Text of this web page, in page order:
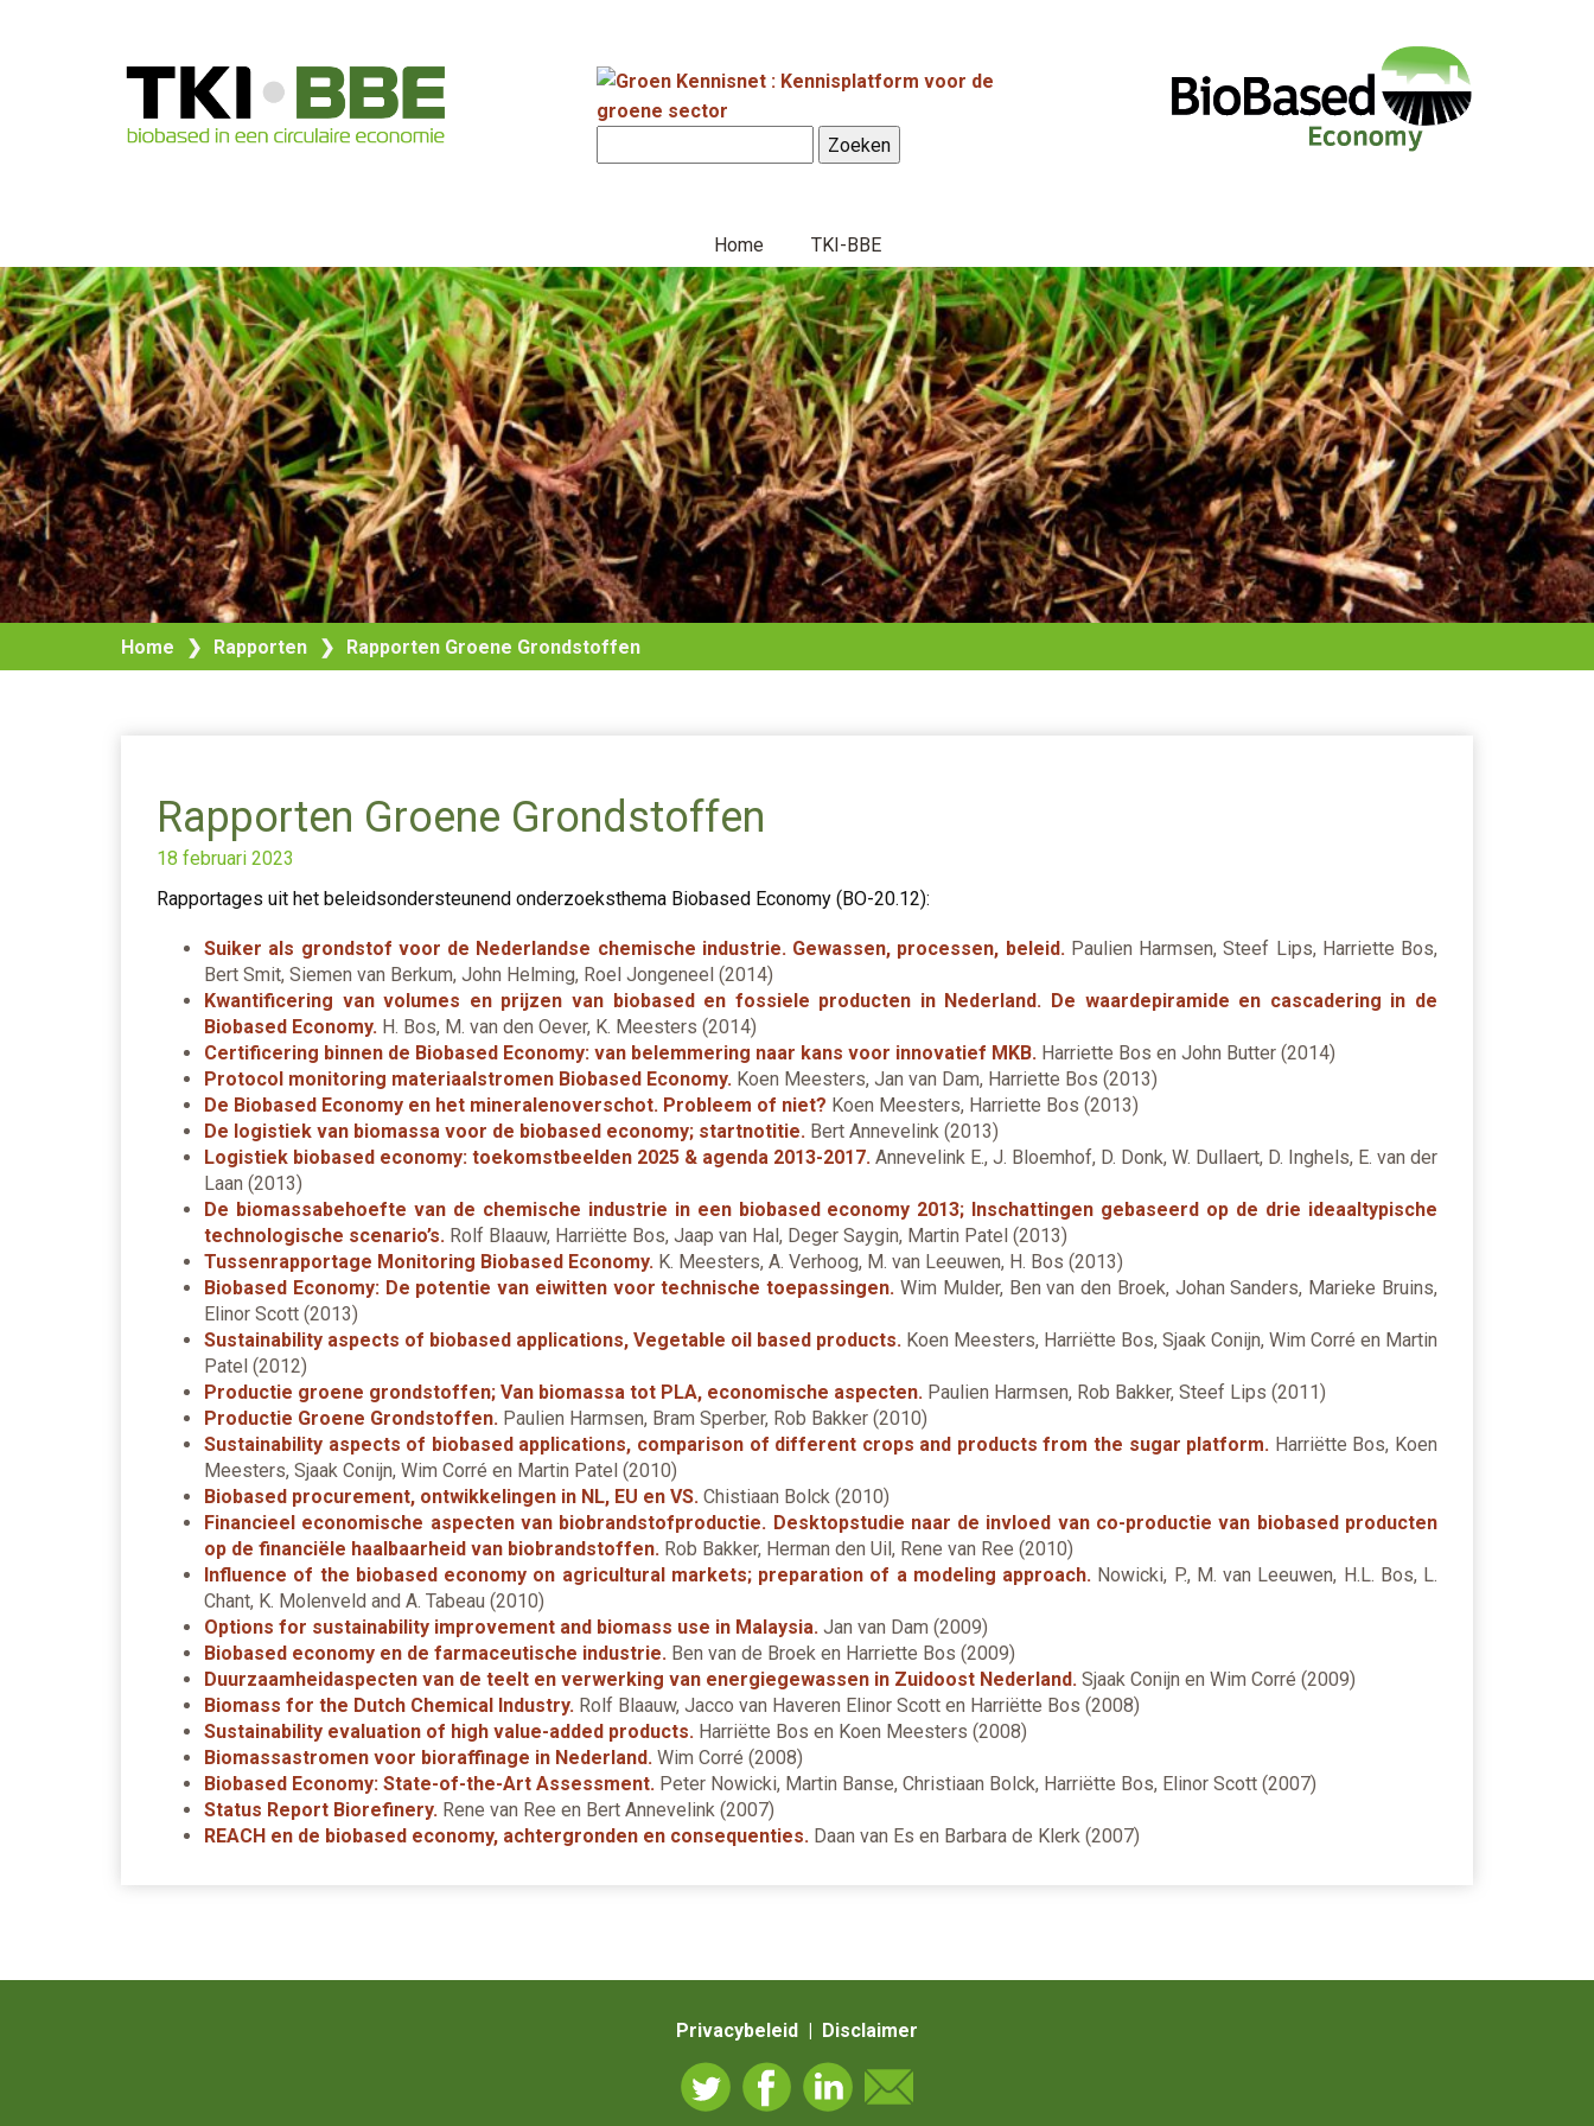
Home TKI-BBE
Home ❯ Rapporten ❯ Rapporten Groene Grondstoffen
Rapporten Groene Grondstoffen
18 februari 2023
Rapportages uit het beleidsondersteunend onderzoeksthema Biobased Economy (BO-20.12):
Suiker als grondstof voor de Nederlandse chemische industrie. Gewassen, processen, beleid.Paulien Harmsen, Steef Lips, Harriette Bos,
Bert Smit, Siemen van Berkum, John Helming, Roel Jongeneel (2014)
Kwantificering van volumes en prijzen van biobased en fossiele producten in Nederland. De waardepiramide en cascadering in de
Biobased Economy. H. Bos, M. van den Oever, K. Meesters (2014)
Certificering binnen de Biobased Economy: van belemmering naar kans voor innovatief MKB. Harriette Bos en John Butter (2014)
Protocol monitoring materiaalstromen Biobased Economy. Koen Meesters, Jan van Dam, Harriette Bos (2013)
De Biobased Economy en het mineralenoverschot. Probleem of niet? Koen Meesters, Harriette Bos (2013)
De logistiek van biomassa voor de biobased economy; startnotitie. Bert Annevelink (2013)
Logistiek biobased economy: toekomstbeelden 2025 & agenda 2013-2017. Annevelink E., J. Bloemhof, D. Donk, W. Dullaert, D. Inghels, E. van der
Laan (2013)
De biomassabehoefte van de chemische industrie in een biobased economy 2013; Inschattingen gebaseerd op de drie ideaaltypische
technologische scenario’s. Rolf Blaauw, Harriëtte Bos, Jaap van Hal, Deger Saygin, Martin Patel (2013)
Tussenrapportage Monitoring Biobased Economy. K. Meesters, A. Verhoog, M. van Leeuwen, H. Bos (2013)
Biobased Economy: De potentie van eiwitten voor technische toepassingen. Wim Mulder, Ben van den Broek, Johan Sanders, Marieke Bruins,
Elinor Scott (2013)
Sustainability aspects of biobased applications, Vegetable oil based products. Koen Meesters, Harriëtte Bos, Sjaak Conijn, Wim Corré en Martin
Patel (2012)
Productie groene grondstoffen; Van biomassa tot PLA, economische aspecten. Paulien Harmsen, Rob Bakker, Steef Lips (2011)
Productie Groene Grondstoffen. Paulien Harmsen, Bram Sperber, Rob Bakker (2010)
Sustainability aspects of biobased applications, comparison of different crops and products from the sugar platform. Harriëtte Bos, Koen
Meesters, Sjaak Conijn, Wim Corré en Martin Patel (2010)
Biobased procurement, ontwikkelingen in NL, EU en VS. Chistiaan Bolck (2010)
Financieel economische aspecten van biobrandstofproductie. Desktopstudie naar de invloed van co-productie van biobased producten
op de financiële haalbaarheid van biobrandstoffen. Rob Bakker, Herman den Uil, Rene van Ree (2010)
Influence of the biobased economy on agricultural markets; preparation of a modeling approach. Nowicki, P., M. van Leeuwen, H.L. Bos, L.
Chant, K. Molenveld and A. Tabeau (2010)
Options for sustainability improvement and biomass use in Malaysia. Jan van Dam (2009)
Biobased economy en de farmaceutische industrie. Ben van de Broek en Harriette Bos (2009)
Duurzaamheidaspecten van de teelt en verwerking van energiegewassen in Zuidoost Nederland. Sjaak Conijn en Wim Corré (2009)
Biomass for the Dutch Chemical Industry. Rolf Blaauw, Jacco van Haveren Elinor Scott en Harriëtte Bos (2008)
Sustainability evaluation of high value-added products. Harriëtte Bos en Koen Meesters (2008)
Biomassastromen voor bioraffinage in Nederland. Wim Corré (2008)
Biobased Economy: State-of-the-Art Assessment. Peter Nowicki, Martin Banse, Christiaan Bolck, Harriëtte Bos, Elinor Scott (2007)
Status Report Biorefinery. Rene van Ree en Bert Annevelink (2007)
REACH en de biobased economy, achtergronden en consequenties. Daan van Es en Barbara de Klerk (2007)
Privacybeleid | Disclaimer